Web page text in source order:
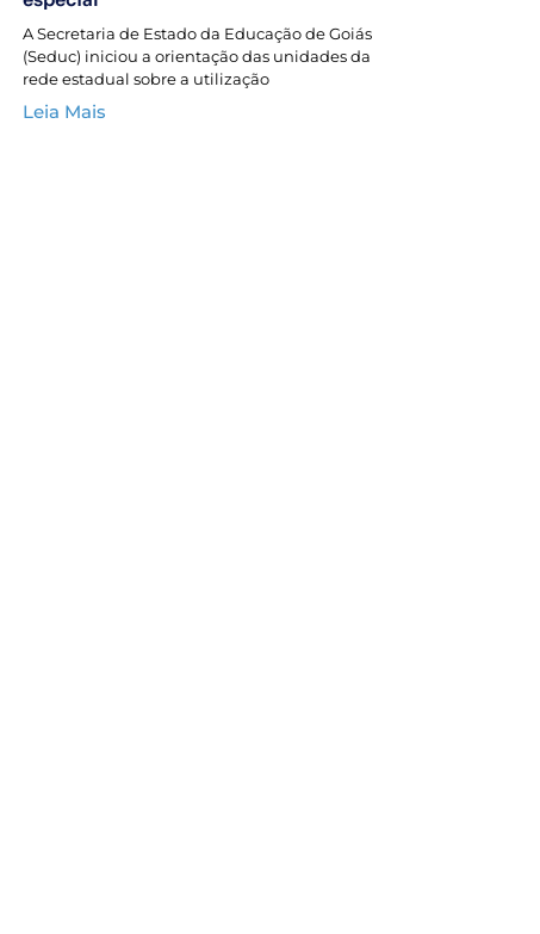
A Secretaria de Estado da Educação de Goiás
(Seduc) iniciou a orientação das unidades da
rede estadual sobre a utilização
Leia Mais